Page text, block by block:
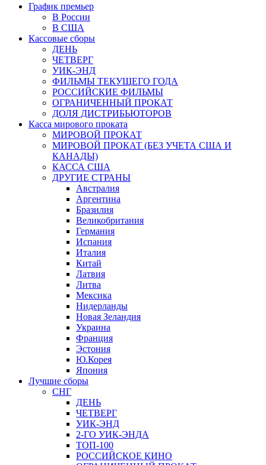
График премьер
В России
В США
Кассовые сборы
ДЕНЬ
ЧЕТВЕРГ
УИК-ЭНД
ФИЛЬМЫ ТЕКУЩЕГО ГОДА
РОССИЙСКИЕ ФИЛЬМЫ
ОГРАНИЧЕННЫЙ ПРОКАТ
ДОЛЯ ДИСТРИБЬЮТОРОВ
Касса мирового проката
МИРОВОЙ ПРОКАТ
МИРОВОЙ ПРОКАТ (БЕЗ УЧЕТА США И
КАНАДЫ)
КАССА США
ДРУГИЕ СТРАНЫ
Австралия
Аргентина
Бразилия
Великобритания
Германия
Испания
Италия
Китай
Латвия
Литва
Мексика
Нидерланды
Новая Зеландия
Украина
Франция
Эстония
Ю.Корея
Япония
Лучшие сборы
СНГ
ДЕНЬ
ЧЕТВЕРГ
УИК-ЭНД
2-ГО УИК-ЭНДА
ТОП-100
РОССИЙСКОЕ КИНО